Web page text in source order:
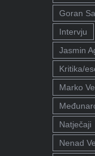
Goran
Intervju
Jasmin
Kritika/
Marko
Natječaji
Nenad